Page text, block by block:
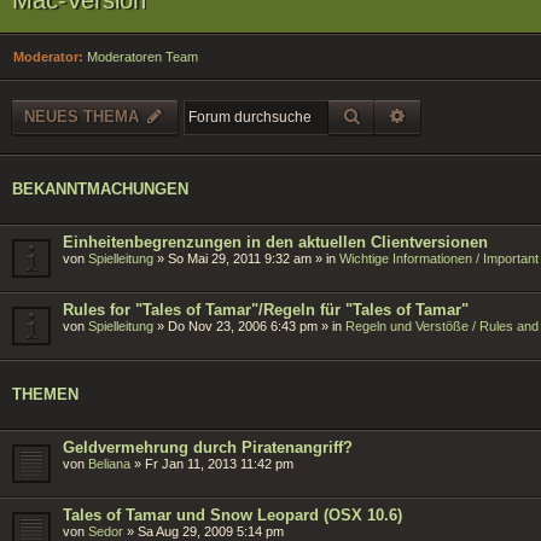
Moderator: Moderatoren Team
NEUES THEMA SUCHE
BEKANNTMACHUNGEN
Einheitenbegrenzungen in den aktuellen Clientversionen
von Spielleitung » So Mai 29, 2011 9:32 am » in Wichtige Informationen /
Rules for "Tales of Tamar"/Regeln für "Tales of Tamar"
von Spielleitung » Do Nov 23, 2006 6:43 pm » in Regeln und Verstöße / Rules and
THEMEN
Geldvermehrung durch Piratenangriff?
von Beliana » Fr Jan 11, 2013 11:42 pm
Tales of Tamar und Snow Leopard (OSX 10.6)
von Sedor » Sa Aug 29, 2009 5:14 pm